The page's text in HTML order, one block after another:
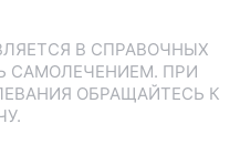
В СПРАВОЧНЫХ
САМОЛЕЧЕНИЕМ. ПРИ
ОБРАЩАЙТЕСЬ К